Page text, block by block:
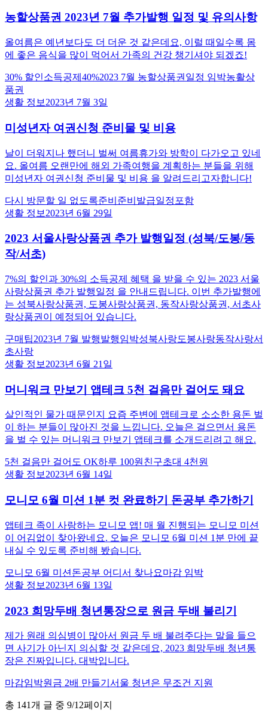
농할상품권 2023년 7월 추가발행 일정 및 유의사항
올여름은 예년보다도 더 더운 것 같은데요, 이럴 때일수록 몸
에 좋은 음식을 많이 먹어서 가족의 건강 챙기셔야 되겠죠!
30% 할인소득공제40%2023 7월 농할상품권 일정 임박농활상
품권
생활 정보 2023년 7월 3일
미성년자 여권신청 준비물 및 비용
날이 더워지나 했더니 벌써 여름휴가와 방학이 다가오고 있네
요. 올여름 오랜만에 해외 가족여행을 계획하는 분들을 위해
미성년자 여권신청 준비물 및 비용 을 알려드리고자합니다!
다시 방문할 일 없도록준비준비 발급일정포함
생활 정보 2023년 6월 29일
2023 서울사랑상품권 추가 발행일정 (성북/도봉/동
작/서초)
7%의 할인과 30%의 소득공제 혜택 을 받을 수 있는 2023 서울
사랑상품권 추가 발행일정 을 안내드립니다. 이번 추가발행에
는 성북사랑상품권, 도봉사랑상품권, 동작사랑상품권, 서초사
랑상품권이 예정되어 있습니다.
구매팁2023년 7월 발행발행임박성북사랑도봉사랑동작사랑서
초사랑
생활 정보 2023년 6월 21일
머니워크 만보기 앱테크 5천 걸음만 걸어도 돼요
살인적인 물가 때문인지 요즘 주변에 앱테크로 소소한 용돈 벌
이 하는 분들이 많아진 것을 느낍니다. 오늘은 걸으면서 용돈
을 벌 수 있는 머니워크 만보기 앱테크를 소개드리려고 해요.
5천 걸음만 걸어도 OK하루 100원 친구초대 4천원
생활 정보 2023년 6월 14일
모니모 6월 미션 1분 컷 완료하기 돈공부 추가하기
앱테크 족이 사랑하는 모니모 앱! 매 월 진행되는 모니모 미션
이 어김없이 찾아왔네요. 오늘은 모니모 6월 미션 1분 만에 끝
내실 수 있도록 준비해 봤습니다.
모니모 6월 미션 돈공부 어디서 찾나요마감 임박
생활 정보 2023년 6월 13일
2023 희망두배 청년통장으로 원금 두배 불리기
제가 원래 의심병이 많아서 원금 두 배 불려주다는 말을 들으
면 사기가 아닌지 의심할 것 같은데요, 2023 희망두배 청년통
장은 진짜입니다. 대박입니다.
마감임박원금 2배 만들기 서울 청년은 무조건 지원
총 141개 글 중 9/12페이지